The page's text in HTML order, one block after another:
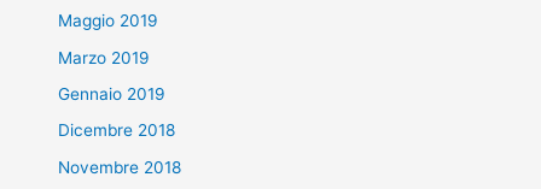
Maggio 2019
Marzo 2019
Gennaio 2019
Dicembre 2018
Novembre 2018